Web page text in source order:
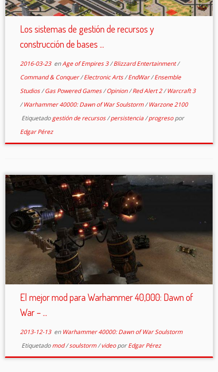
Los sistemas de gestión de recursos y
construcción de bases ...
2016-03-23enAge of Empires 3/Blizzard Entertainment/
Command & Conquer/Electronic Arts/EndWar/Ensemble
Studios/Gas Powered Games/Opinion/Red Alert 2/Warcraft 3
/Warhammer 40000: Dawn of War Soulstorm/Warzone 2100
Etiquetadogestión de recursos/persistencia/progresopor
Edgar Pérez
El mejor mod para Warhammer 40,000: Dawn of
War – ...
2013-12-13en Warhammer 40000: Dawn of War Soulstorm
Etiquetadomod/soulstorm/videoporEdgar Pérez